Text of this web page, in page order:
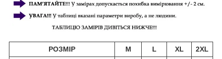
РОЗМІР M L XL
2XL